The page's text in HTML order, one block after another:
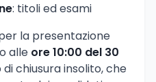
: titoli ed esami
la presentazione
alle ore 10:00 del 30
di chiusura insolito, che